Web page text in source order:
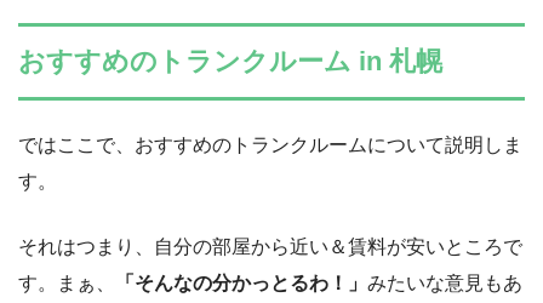
おすすめのトランクルーム in 札幌
ではここで、おすすめのトランクルームについて説明しま
す。
それはつまり、自分の部屋から近い＆賃料が安いところで
す。まぁ、
「そんなの分かっとるわ！」 みたいな意見もあ